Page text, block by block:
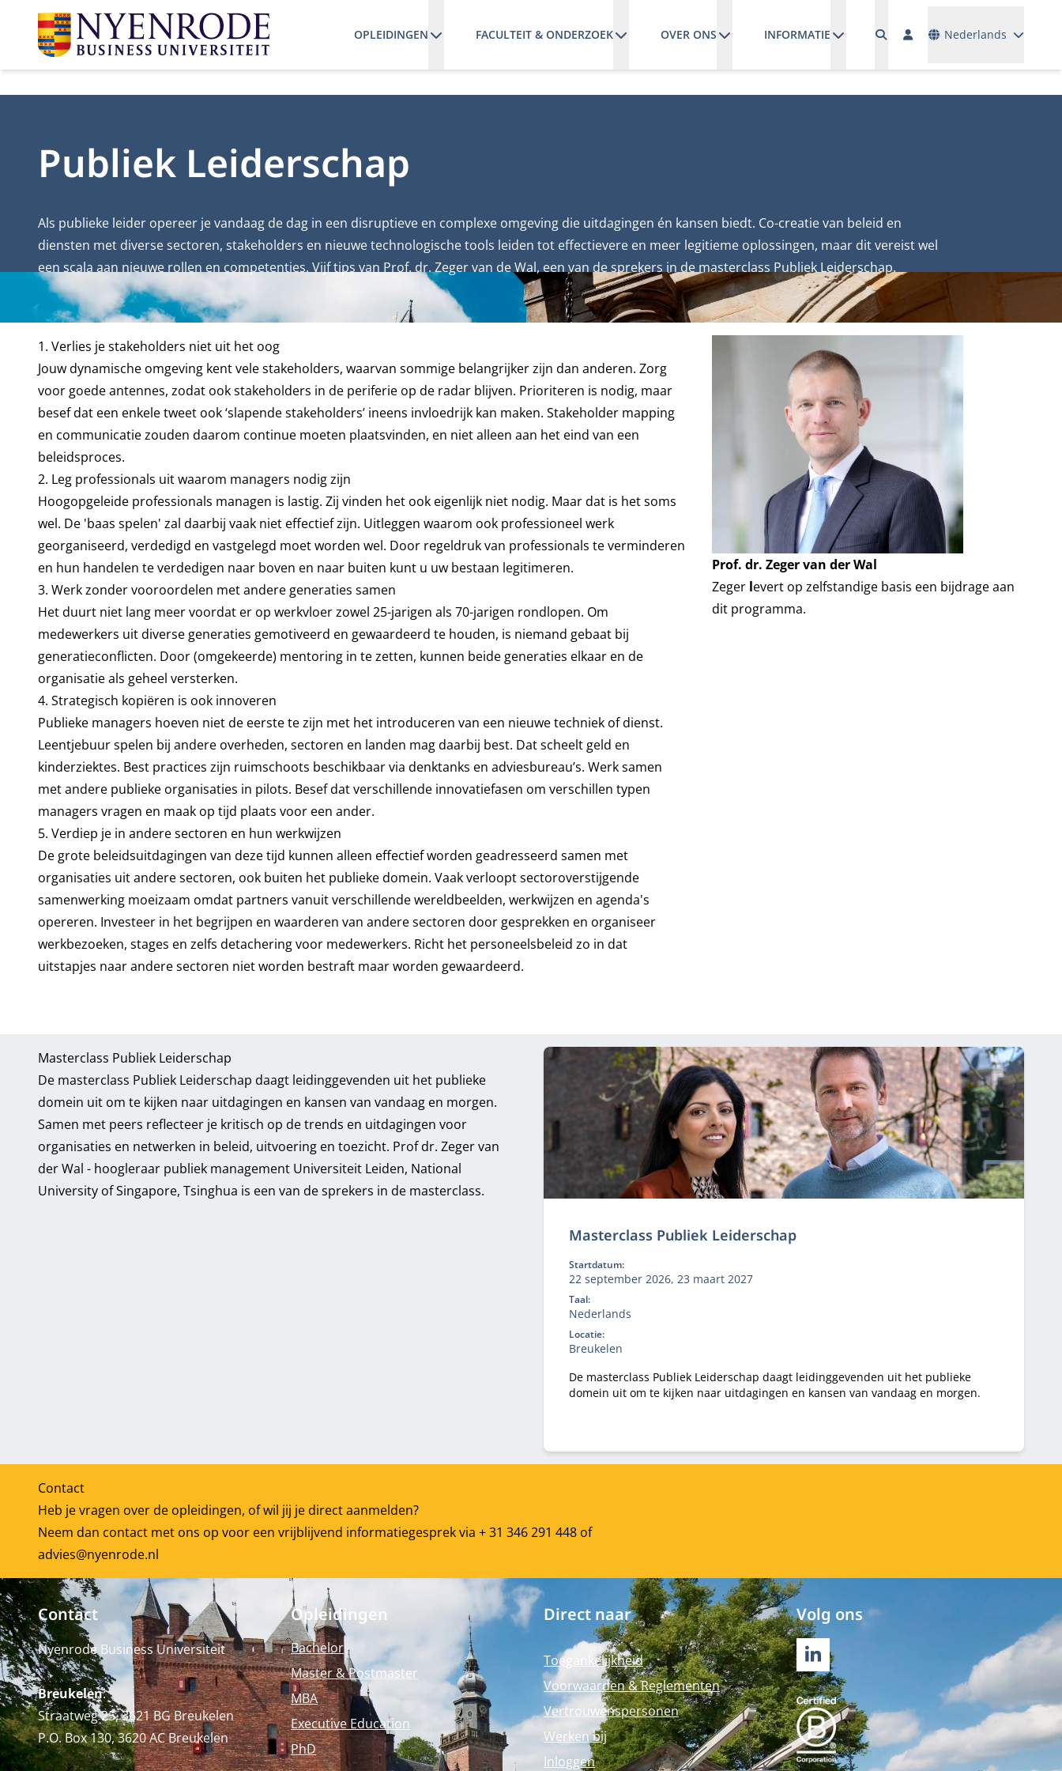
OPLEIDINGEN FACULTEIT & ONDERZOEK OVER ONS INFORMATIE Nederlands
Publiek Leiderschap
Als publieke leider opereer je vandaag de dag in een disruptieve en complexe omgeving die uitdagingen én kansen biedt. Co-creatie van beleid en
diensten met diverse sectoren, stakeholders en nieuwe technologische tools leiden tot effectievere en meer legitieme oplossingen, maar dit vereist wel
een scala aan nieuwe rollen en competenties. Vijf tips van Prof. dr. Zeger van de Wal, een van de sprekers in de masterclass Publiek Leiderschap.
1. Verlies je stakeholders niet uit het oog
Jouw dynamische omgeving kent vele stakeholders, waarvan sommige belangrijker zijn dan anderen. Zorg
voor goede antennes, zodat ook stakeholders in de periferie op de radar blijven. Prioriteren is nodig, maar
besef dat een enkele tweet ook ‘slapende stakeholders’ ineens invloedrijk kan maken. Stakeholder mapping
en communicatie zouden daarom continue moeten plaatsvinden, en niet alleen aan het eind van een
beleidsproces.
2. Leg professionals uit waarom managers nodig zijn
Hoogopgeleide professionals managen is lastig. Zij vinden het ook eigenlijk niet nodig. Maar dat is het soms
wel. De 'baas spelen' zal daarbij vaak niet effectief zijn. Uitleggen waarom ook professioneel werk
georganiseerd, verdedigd en vastgelegd moet worden wel. Door regeldruk van professionals te verminderen
en hun handelen te verdedigen naar boven en naar buiten kunt u uw bestaan legitimeren.
3. Werk zonder vooroordelen met andere generaties samen
Het duurt niet lang meer voordat er op werkvloer zowel 25-jarigen als 70-jarigen rondlopen. Om
medewerkers uit diverse generaties gemotiveerd en gewaardeerd te houden, is niemand gebaat bij
generatieconflicten. Door (omgekeerde) mentoring in te zetten, kunnen beide generaties elkaar en de
organisatie als geheel versterken.
4. Strategisch kopiëren is ook innoveren
Publieke managers hoeven niet de eerste te zijn met het introduceren van een nieuwe techniek of dienst.
Leentjebuur spelen bij andere overheden, sectoren en landen mag daarbij best. Dat scheelt geld en
kinderziektes. Best practices zijn ruimschoots beschikbaar via denktanks en adviesbureau’s. Werk samen
met andere publieke organisaties in pilots. Besef dat verschillende innovatiefasen om verschillen typen
managers vragen en maak op tijd plaats voor een ander.
5. Verdiep je in andere sectoren en hun werkwijzen
De grote beleidsuitdagingen van deze tijd kunnen alleen effectief worden geadresseerd samen met
organisaties uit andere sectoren, ook buiten het publieke domein. Vaak verloopt sectoroverstijgende
samenwerking moeizaam omdat partners vanuit verschillende wereldbeelden, werkwijzen en agenda's
opereren. Investeer in het begrijpen en waarderen van andere sectoren door gesprekken en organiseer
werkbezoeken, stages en zelfs detachering voor medewerkers. Richt het personeelsbeleid zo in dat
uitstapjes naar andere sectoren niet worden bestraft maar worden gewaardeerd.
Prof. dr. Zeger van der Wal
Zeger levert op zelfstandige basis een bijdrage aan
dit programma.
Masterclass Publiek Leiderschap
De masterclass Publiek Leiderschap daagt leidinggevenden uit het publieke
domein uit om te kijken naar uitdagingen en kansen van vandaag en morgen.
Samen met peers reflecteer je kritisch op de trends en uitdagingen voor
organisaties en netwerken in beleid, uitvoering en toezicht. Prof dr. Zeger van
der Wal - hoogleraar publiek management Universiteit Leiden, National
University of Singapore, Tsinghua is een van de sprekers in de masterclass.
Masterclass Publiek Leiderschap
Startdatum:
22 september 2026, 23 maart 2027
Taal:
Nederlands
Locatie:
Breukelen
De masterclass Publiek Leiderschap daagt leidinggevenden uit het publieke
domein uit om te kijken naar uitdagingen en kansen van vandaag en morgen.
Contact
Heb je vragen over de opleidingen, of wil jij je direct aanmelden?
Neem dan contact met ons op voor een vrijblijvend informatiegesprek via + 31 346 291 448 of
advies@nyenrode.nl
Contact
Nyenrode Business Universiteit
Breukelen:
Straatweg 25, 3621 BG Breukelen
P.O. Box 130, 3620 AC Breukelen
Opleidingen
Bachelor
Master & Postmaster
MBA
Executive Education
PhD
Direct naar
Toegankelijkheid
Voorwaarden & Reglementen
Vertrouwenspersonen
Werken bij
Inloggen
Volg ons
LINKEDIN